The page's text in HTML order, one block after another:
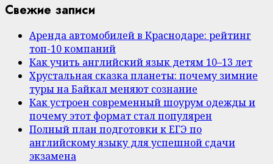
Свежие записи
Аренда автомобилей в Краснодаре: рейтинг
топ-10 компаний
Как учить английский язык детям 10–13 лет
Хрустальная сказка планеты: почему зимние
туры на Байкал меняют сознание
Как устроен современный шоурум одежды и
почему этот формат стал популярен
Полный план подготовки к ЕГЭ по
английскому языку для успешной сдачи
экзамена